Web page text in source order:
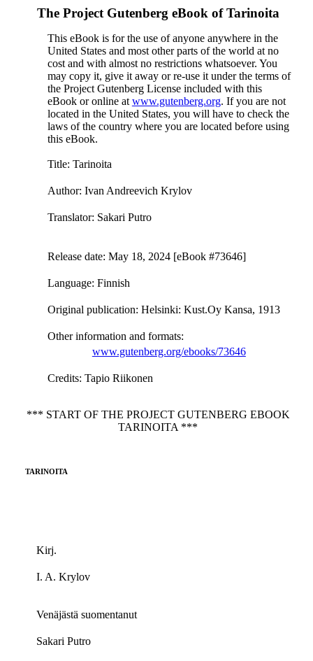
The Project Gutenberg eBook ofTarinoita
This eBook is for the use of anyone anywhere in the
United States and most other parts of the world at no
cost and with almost no restrictions whatsoever. You
may copy it, give it away or re-use it under the terms of
the Project Gutenberg License included with this
eBook or online at www.gutenberg.org. If you are not
located in the United States, you will have to check the
laws of the country where you are located before using
this eBook.
Title: Tarinoita
Author: Ivan Andreevich Krylov
Translator: Sakari Putro
Release date: May 18, 2024 [eBook #73646]
Language: Finnish
Original publication: Helsinki: Kust.Oy Kansa, 1913
Other information and formats:
www.gutenberg.org/ebooks/73646
Credits: Tapio Riikonen
*** START OF THE PROJECT GUTENBERG EBOOK
TARINOITA ***
TARINOITA
Kirj.
I. A. Krylov
Venäjästä suomentanut
Sakari Putro